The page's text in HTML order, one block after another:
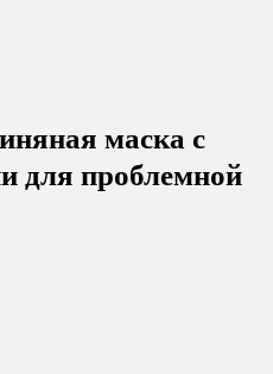
маска с
для проблемной